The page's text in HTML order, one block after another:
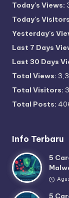
Today's Views:
Today's
Yesterday's
Last 7 Days
Last 30 Days
Total Views:
Total Visitors:
Total Posts:
Info Terbaru
5
5